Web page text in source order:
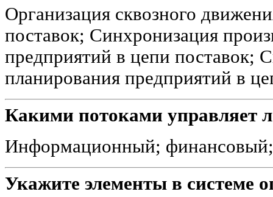
Организация сквозного
поставок; Синхронизация
предприятий в цепи поставок;
планирования предприятий в
Какими потоками управляет
Информационный;
Укажите элементы в системе